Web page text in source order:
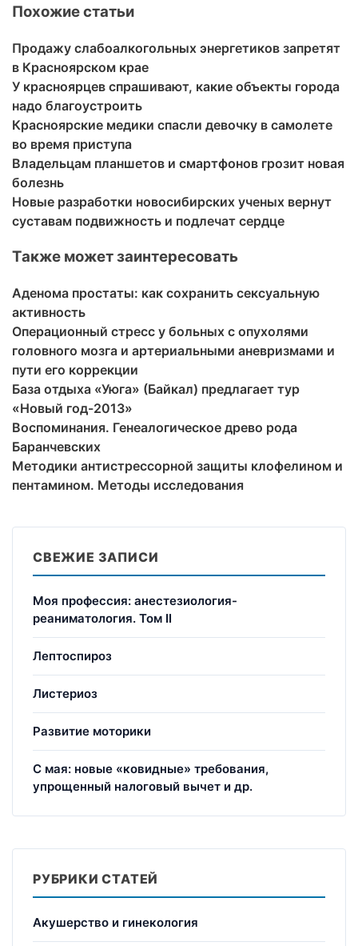
Похожие статьи
Продажу слабоалкогольных энергетиков запретят
в Красноярском крае
У красноярцев спрашивают, какие объекты города
надо благоустроить
Красноярские медики спасли девочку в самолете
во время приступа
Владельцам планшетов и смартфонов грозит новая
болезнь
Новые разработки новосибирских ученых вернут
суставам подвижность и подлечат сердце
Также может заинтересовать
Аденома простаты: как сохранить сексуальную
активность
Операционный стресс у больных с опухолями
головного мозга и артериальными аневризмами и
пути его коррекции
База отдыха «Уюга» (Байкал) предлагает тур
«Новый год-2013»
Воспоминания. Генеалогическое древо рода
Баранчевских
Методики антистрессорной защиты клофелином и
пентамином. Методы исследования
СВЕЖИЕ ЗАПИСИ
Моя профессия: анестезиология-
реаниматология. Том II
Лептоспироз
Листериоз
Развитие моторики
С мая: новые «ковидные» требования,
упрощенный налоговый вычет и др.
РУБРИКИ СТАТЕЙ
Акушерство и гинекология